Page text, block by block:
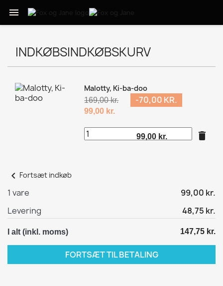

INDKØBSINDKØBSKURV
Malotty, Ki-ba-doo
169,00 kr. -70,00 KR.
99,00 kr.
99,00 kr. delete
chevron_left Fortsæt indkøb
1 vare
99,00 kr.
Levering
48,75 kr.
I alt (inkl. moms) 147,75 kr.
FORTSÆT TIL BETALING